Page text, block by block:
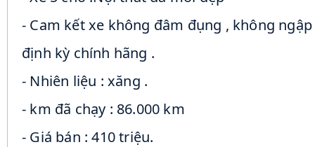
- Cam kết xe không đâm đụng , không
định kỳ chính hãng .
- Nhiên liệu : xăng .
- km đã chạy : 86.000 km
- Giá bán : 410 triệu.